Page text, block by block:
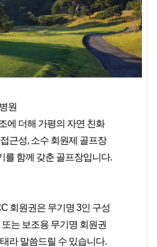
원
에 더해 가평의 자연 친화
근성, 소수 회원제 골프장
를 함께 갖춘 골프장입니다.
회원권은 무기명 3인 구성
는 보조용 무기명 회원권
라 말씀드릴 수 있습니다.